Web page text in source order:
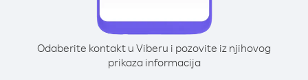
Odaberite kontakt u Viberu i pozovite iz njihovog
prikaza informacija